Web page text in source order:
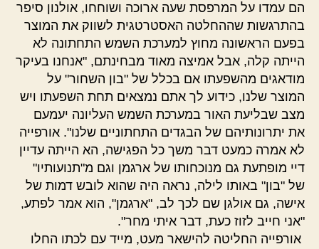
הם עמדו על המרפסת שעה ארוכה ושוחחו, אולנון סיפר
בהתרגשות שההחלטה האסטרטגית לשווק את המוצר
בפעם הראשונה מחוץ למערכת השמש התחתונה לא
הייתה קלה, אבל אמיצה מאוד מבחינתם, "אנחנו בעיקר
מודאגים מהשפעתו אם בכלל של "בון השחור" על
המוצר שלנו, כידוע לך אתם נמצאים תחת השפעתו ויש
מצב שבליעת האור במערכת השמש העליונה יעמעם
את יתרונותיהם של הבגדים התחתוניים שלנו". אורפייה
לא אמרה כמעט דבר משך כל הפגישה, הא הייתה עדיין
דיי מופתעת גם מנוכחותו של ארגמן וגם מ"תנועותיו"
של "בון" באותו לילה, נראה היה שהוא לובש דמות של
אישה, גם אולגן שם לכך לב, "ארגמן", הוא אמר לפתע,
"אני חייב לזוז כעת, דבר איתי מחר".
אורפייה החליטה להישאר מעט, מייד עם לכתו החלו